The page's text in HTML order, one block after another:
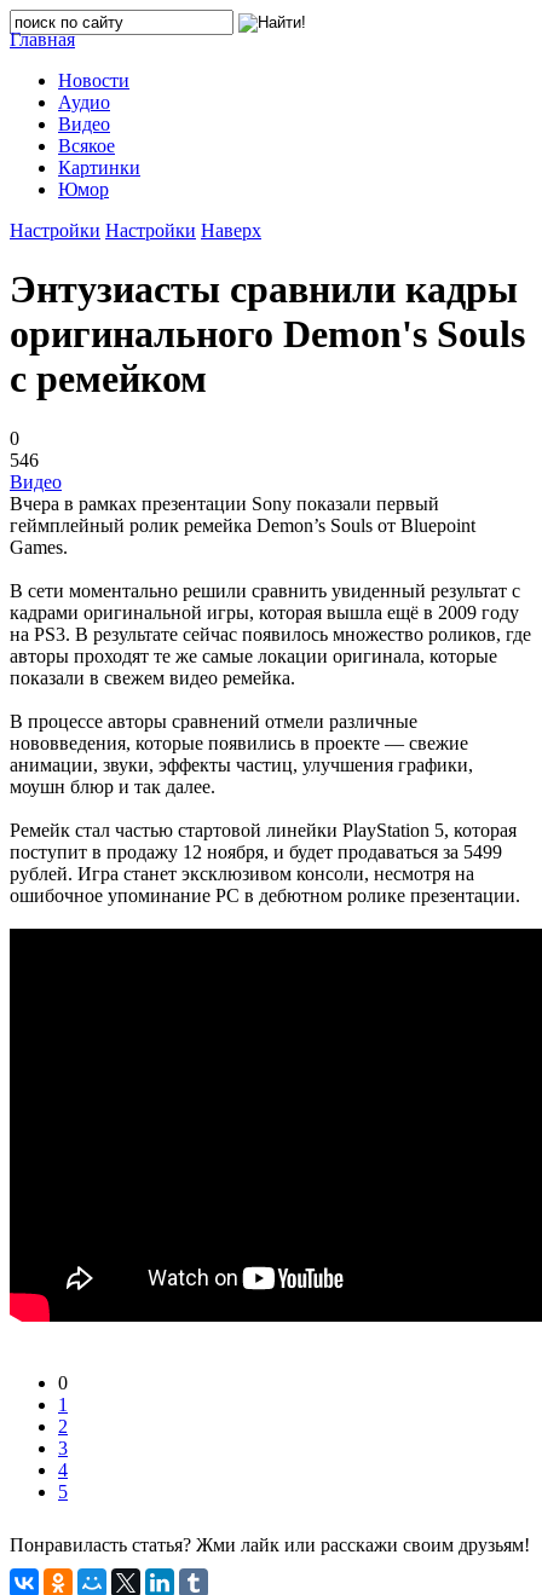
Главная
Новости
Аудио
Видео
Всякое
Картинки
Юмор
Настройки Настройки Наверх
Энтузиасты сравнили кадры
оригинального Demon's Souls
с ремейком
0
546
Видео
Вчера в рамках презентации Sony показали первый
геймплейный ролик ремейка Demon’s Souls от Bluepoint
Games.
В сети моментально решили сравнить увиденный результат с
кадрами оригинальной игры, которая вышла ещё в 2009 году
на PS3. В результате сейчас появилось множество роликов, где
авторы проходят те же самые локации оригинала, которые
показали в свежем видео ремейка.
В процессе авторы сравнений отмели различные
нововведения, которые появились в проекте — свежие
анимации, звуки, эффекты частиц, улучшения графики,
моушн блюр и так далее.
Ремейк стал частью стартовой линейки PlayStation 5, которая
поступит в продажу 12 ноября, и будет продаваться за 5499
рублей. Игра станет эксклюзивом консоли, несмотря на
ошибочное упоминание PC в дебютном ролике презентации.
0
1
2
3
4
5
Понравиласть статья? Жми лайк или расскажи своим друзьям!